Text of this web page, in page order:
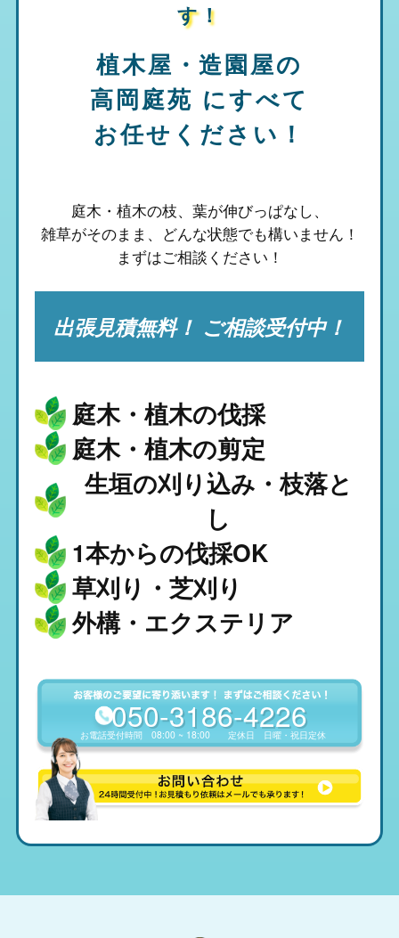
す！
植木屋・造園屋の
高岡庭苑 にすべて
お任せください！
庭木・植木の枝、葉が伸びっぱなし、
雑草がそのまま、 どんな状態でも構いません！
まずはご相談ください！
出張見積無料！ ご相談受付中！
庭木・植木の伐採
1本からの伐採OK
庭木・植木の剪定
草刈り・芝刈り
生垣の刈り込み・枝落と
し
外構・エクステリア
050-3186-4226
お電話受付時間08:00 ~ 18:00 定休日 日曜・祝日定休